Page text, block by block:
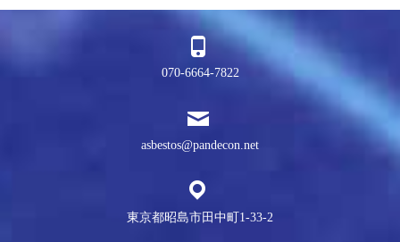
070-6664-7822
asbestos@pandecon.net
東京都昭島市田中町1-33-2